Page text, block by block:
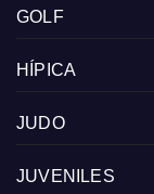
GOLF
HÍPICA
JUDO
JUVENILES